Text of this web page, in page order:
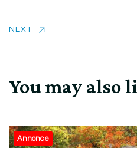
NEXT
You may also
Annonce